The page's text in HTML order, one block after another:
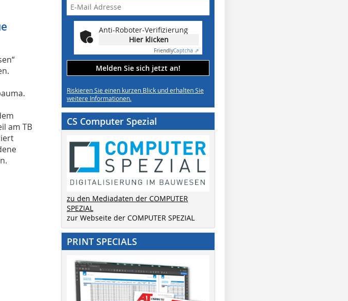
am TB
Anti-Roboter-Verifizierung
Hier klicken
FriendlyCaptcha ⇗
Melden Sie sich jetzt an!
Riskieren Sie einen kurzen Blick und erhalten Sie
weitere Informationen.
CS Computer Spezial
zu den Mediadaten der COMPUTER
SPEZIAL
zur Webseite der COMPUTER SPEZIAL
PRINT SPECIALS